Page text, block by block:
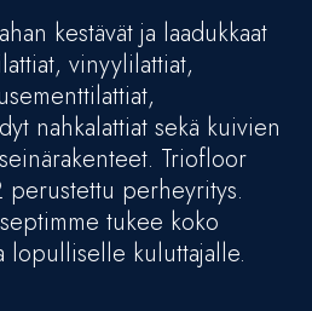
kestävät ja laadukkaat
vinyylilattiat,
nahkalattiat sekä kuivien
Triofloor
perheyritys.
tukee koko
lopulliselle kuluttajalle.